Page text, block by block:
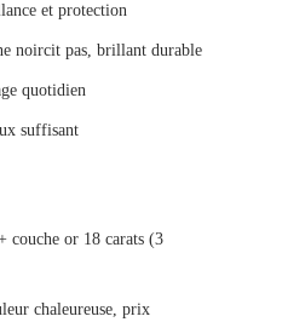
et protection
noircit pas, brillant durable
quotidien
suffisant
couche or 18 carats (3
chaleureuse, prix